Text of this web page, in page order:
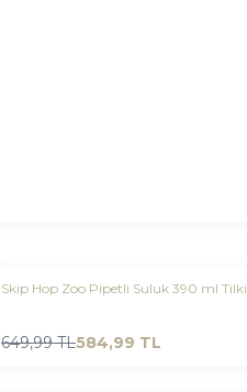
Yeni
Skip Hop Zoo Pipetli Suluk 390 ml Tilki
649,99TL584,99 TL